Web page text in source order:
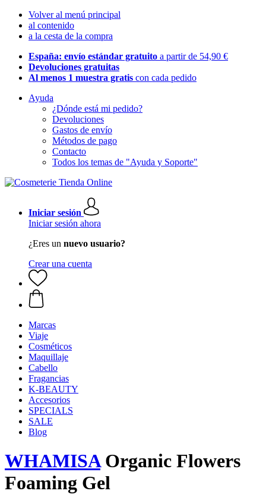
Volver al menú principal
al contenido
a la cesta de la compra
España: envío estándar gratuito a partir de 54,90 €
Devoluciones gratuitas
Al menos 1 muestra gratis con cada pedido
Ayuda
¿Dónde está mi pedido?
Devoluciones
Gastos de envío
Métodos de pago
Contacto
Todos los temas de "Ayuda y Soporte"
Iniciar sesión
Iniciar sesión ahora
¿Eres un nuevo usuario?
Crear una cuenta
Marcas
Viaje
Cosméticos
Maquillaje
Cabello
Fragancias
K-BEAUTY
Accesorios
SPECIALS
SALE
Blog
WHAMISAOrganic Flowers
Foaming Gel